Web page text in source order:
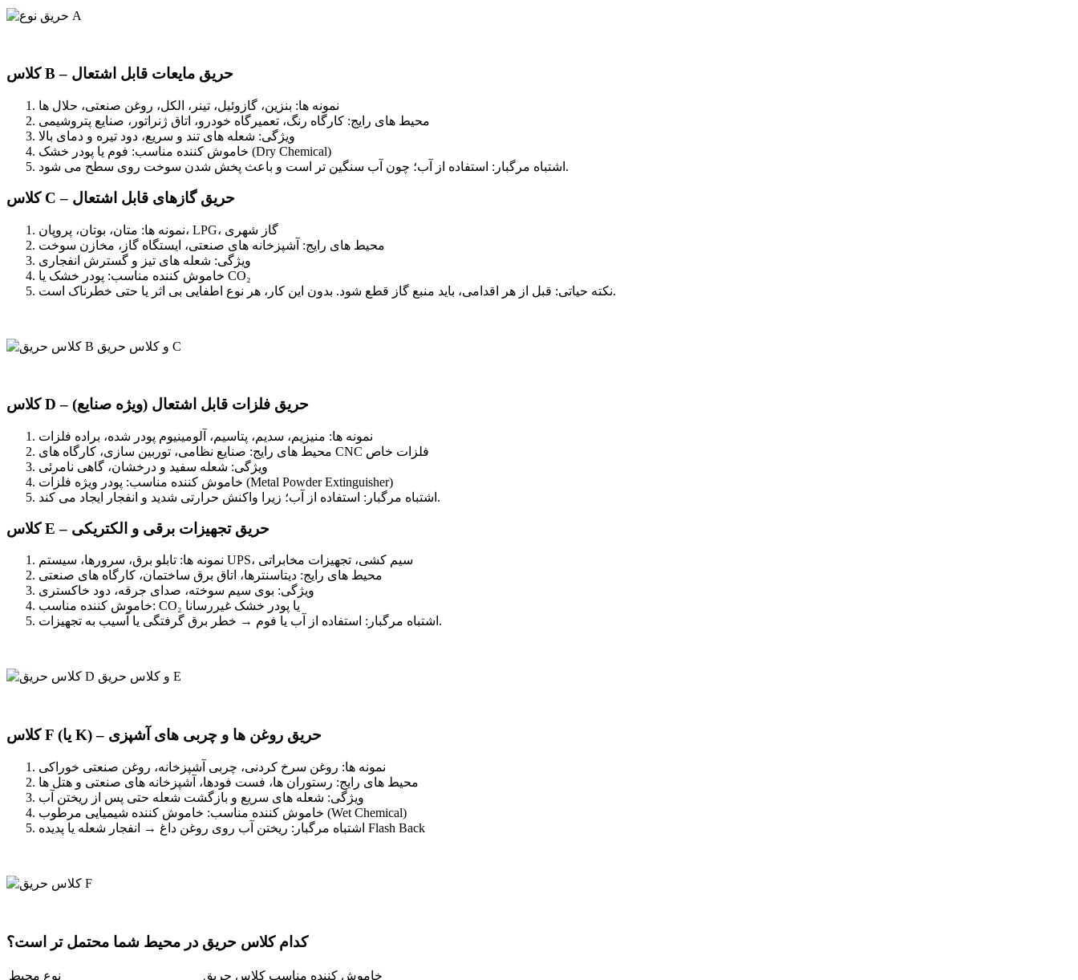
کلاس B – حریق مایعات قابل اشتعال
نمونه ها: بنزین، گازوئیل، تینر، الکل، روغن صنعتی، حلال ها
محیط های رایج: کارگاه رنگ، تعمیرگاه خودرو، اتاق ژنراتور، صنایع پتروشیمی
ویژگی: شعله های تند و سریع، دود تیره و دمای بالا
خاموش کننده مناسب: فوم یا پودر خشک (Dry Chemical)
اشتباه مرگبار: استفاده از آب؛ چون آب سنگین تر است و باعث پخش شدن سوخت روی سطح می شود.
کلاس C – حریق گازهای قابل اشتعال
نمونه ها: متان، بوتان، پروپان، LPG، گاز شهری
محیط های رایج: آشپزخانه های صنعتی، ایستگاه گاز، مخازن سوخت
ویژگی: شعله های تیز و گسترش انفجاری
خاموش کننده مناسب: پودر خشک یا CO₂
نکته حیاتی: قبل از هر اقدامی، باید منبع گاز قطع شود. بدون این کار، هر نوع اطفایی بی اثر یا حتی خطرناک است.
کلاس D – حریق فلزات قابل اشتعال (ویژه صنایع)
نمونه ها: منیزیم، سدیم، پتاسیم، آلومینیوم پودر شده، براده فلزات
محیط های رایج: صنایع نظامی، توربین سازی، کارگاه های CNC فلزات خاص
ویژگی: شعله سفید و درخشان، گاهی نامرئی
خاموش کننده مناسب: پودر ویژه فلزات (Metal Powder Extinguisher)
اشتباه مرگبار: استفاده از آب؛ زیرا واکنش حرارتی شدید و انفجار ایجاد می کند.
کلاس E – حریق تجهیزات برقی و الکتریکی
نمونه ها: تابلو برق، سرورها، سیستم UPS، سیم کشی، تجهیزات مخابراتی
محیط های رایج: دیتاسنترها، اتاق برق ساختمان، کارگاه های صنعتی
ویژگی: بوی سیم سوخته، صدای جرقه، دود خاکستری
خاموش کننده مناسب: CO₂ یا پودر خشک غیررسانا
اشتباه مرگبار: استفاده از آب یا فوم → خطر برق گرفتگی یا آسیب به تجهیزات.
کلاس F (یا K) – حریق روغن ها و چربی های آشپزی
نمونه ها: روغن سرخ کردنی، چربی آشپزخانه، روغن صنعتی خوراکی
محیط های رایج: رستوران ها، فست فودها، آشپزخانه های صنعتی و هتل ها
ویژگی: شعله های سریع و بازگشت شعله حتی پس از ریختن آب
خاموش کننده مناسب: خاموش کننده شیمیایی مرطوب (Wet Chemical)
اشتباه مرگبار: ریختن آب روی روغن داغ → انفجار شعله یا پدیده Flash Back
کدام کلاس حریق در محیط شما محتمل تر است؟
نوع محیط کلاس حریق خاموش کننده مناسب